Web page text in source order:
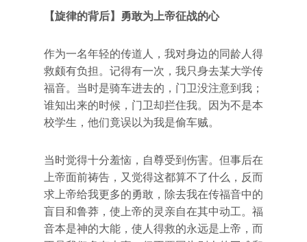
【旋律的背后】勇敢为上帝征战的心
作为一名年轻的传道人，我对身边的同龄人得
救颇有负担。记得有一次，我只身去某大学传
福音。当时是骑车进去的，门卫没注意到我；
谁知出来的时候，门卫却拦住我。因为不是本
校学生，他们竟误以为我是偷车贼。
当时觉得十分羞恼，自尊受到伤害。但事后在
上帝面前祷告，又觉得这都算不了什么，反而
求上帝给我更多的勇敢，除去我在传福音中的
盲目和鲁莽，使上帝的灵亲自在其中动工。福
音本是神的大能，使人得救的永远是上帝，而